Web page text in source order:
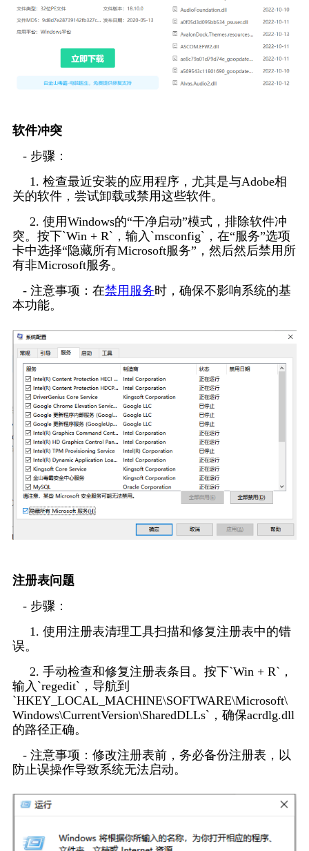
软件冲突
- 步骤：
1. 检查最近安装的应用程序，尤其是与Adobe相
关的软件，尝试卸载或禁用这些软件。
2. 使用Windows的“干净启动”模式，排除软件冲
突。按下`Win + R`，输入`msconfig`，在“服务”选项
卡中选择“隐藏所有Microsoft服务”，然后然后禁用所
有非Microsoft服务。
- 注意事项：在禁用服务时，确保不影响系统的基
本功能。
注册表问题
- 步骤：
1. 使用注册表清理工具扫描和修复注册表中的错
误。
2. 手动检查和修复注册表条目。按下`Win + R`，
输入`regedit`，导航到
`HKEY_LOCAL_MACHINE\SOFTWARE\Microsoft\
Windows\CurrentVersion\SharedDLLs`，确保acrdlg.dll
的路径正确。
- 注意事项：修改注册表前，务必备份注册表，以
防止误操作导致系统无法启动。